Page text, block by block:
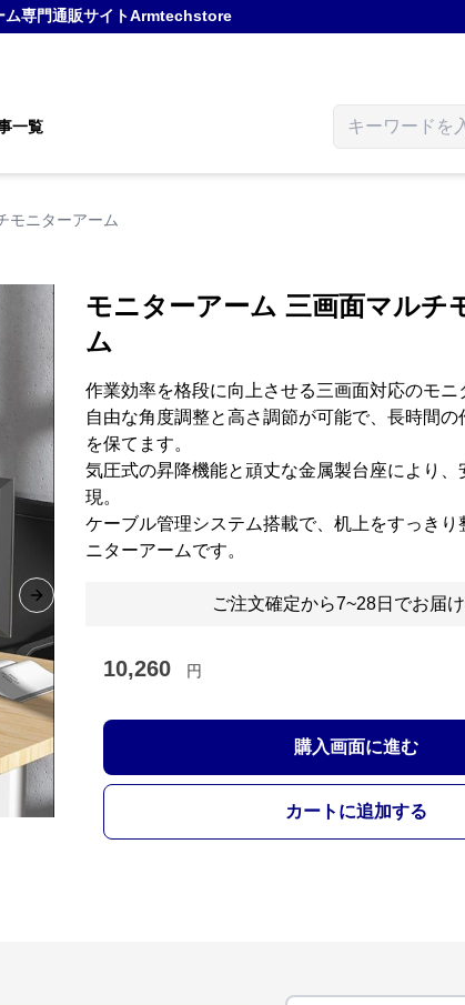
ム専門通販サイトArmtechstore
一覧
モニターアーム
Next slide
モニターアーム 三画面マルチ
ム
作業効率を格段に向上させる三画面対応のモニ
自由な角度調整と高さ調節が可能で、長時間
を保てます。
気圧式の昇降機能と頑丈な金属製台座により、
現。
ケーブル管理システム搭載で、机上をすっきり
ニターアームです。
ご注文確定から7~28日でお届
10,260 円
購入画面に進む
カートに追加する